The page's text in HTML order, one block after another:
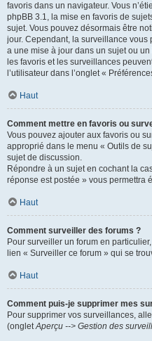
favoris dans un navigateur. Vous
phpBB 3.1, la mise en favoris de
sujet. Vous pouvez désormais être
jour. Cependant, la surveillance vous
a une mise à jour dans un sujet ou
les favoris et les surveillances
l’utilisateur dans l’onglet «
Haut
Comment mettre en favoris ou
Vous pouvez ajouter aux favoris ou
approprié dans le menu « Outils de
sujet de discussion.
Répondre à un sujet en cochant la
réponse est postée » vous permettra
Haut
Comment surveiller des forums ?
Pour surveiller un forum en
lien « Surveiller ce forum » qui se
Haut
Comment puis-je supprimer mes
Pour supprimer vos surveillances,
(ongletAperçu --> Gestion des